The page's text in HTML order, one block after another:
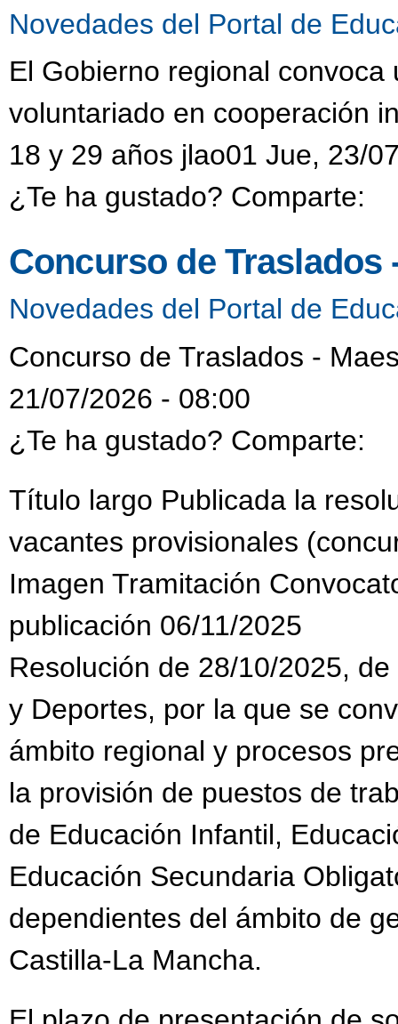
Novedades del Portal de
El Gobierno regional
voluntariado en cooperación
18 y 29 años jlao01 Jue, 23/
¿Te ha gustado? Comparte:
Concurso de Traslados
Novedades del Portal de
Concurso de Traslados -
21/07/2026 - 08:00
¿Te ha gustado? Comparte:
Título largo Publicada la
vacantes provisionales
Imagen Tramitación
publicación 06/11/2025
Resolución de 28/10/2025,
y Deportes, por la que se
ámbito regional y procesos
la provisión de puestos de
de Educación Infantil,
Educación Secundaria
dependientes del ámbito de
Castilla-La Mancha.